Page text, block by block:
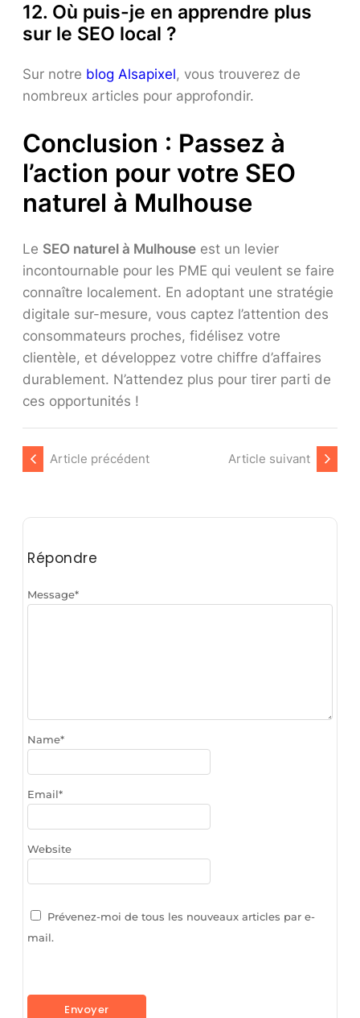
12. Où puis-je en apprendre plus
sur le SEO local ?
Sur notre blog Alsapixel, vous trouverez de
nombreux articles pour approfondir.
Conclusion : Passez à
l’action pour votre SEO
naturel à Mulhouse
Le SEO naturel à Mulhouse est un levier
incontournable pour les PME qui veulent se faire
connaître localement. En adoptant une stratégie
digitale sur-mesure, vous captez l’attention des
consommateurs proches, fidélisez votre
clientèle, et développez votre chiffre d’affaires
durablement. N’attendez plus pour tirer parti de
ces opportunités !
Article précédent Article suivant
Répondre
Message*
Name*
Email*
Website
Prévenez-moi de tous les nouveaux articles par e-
mail.